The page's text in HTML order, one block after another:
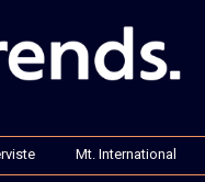
Mt. International